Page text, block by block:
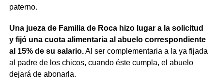
paterno.
Una jueza de Familia de Roca hizo lugar a la solicitud
y fijó una cuota alimentaria al abuelo correspondiente
al 15% de su salario.Al ser complementaria a la ya fijada
al padre de los chicos, cuando éste cumpla, el abuelo
dejará de abonarla.